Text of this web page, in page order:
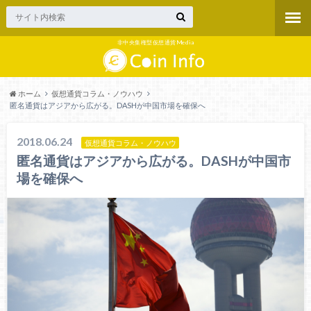
非中央集権型仮想通貨Media
ホーム
仮想通貨コラム・ノウハウ
匿名通貨はアジアから広がる。DASHが中国市場を確保へ
2018.06.24 仮想通貨コラム・ノウハウ
匿名通貨はアジアから広がる。DASHが中国市
場を確保へ